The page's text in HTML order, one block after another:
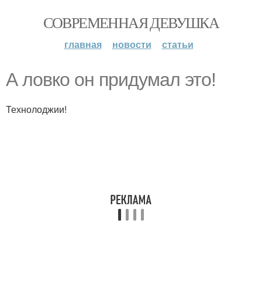
СОВРЕМЕННАЯ ДЕВУШКА
главная новости статьи
А ловко он придумал это!
Технолоджии!